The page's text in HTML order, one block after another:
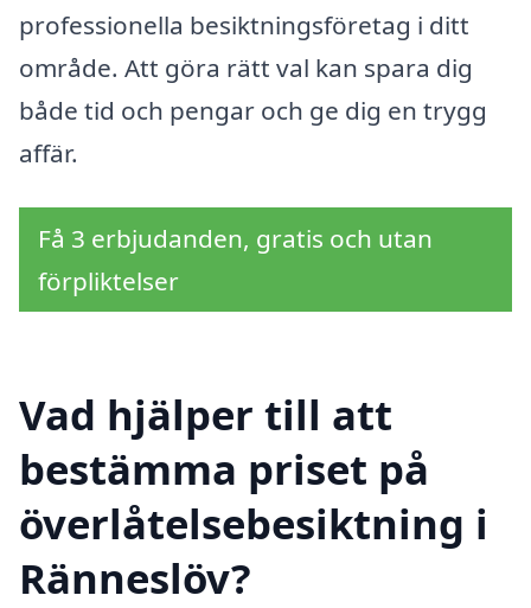
professionella besiktningsföretag i ditt
område. Att göra rätt val kan spara dig
både tid och pengar och ge dig en trygg
affär.
Få 3 erbjudanden, gratis och utan
förpliktelser
Vad hjälper till att
bestämma priset på
överlåtelsebesiktning i
Ränneslöv?